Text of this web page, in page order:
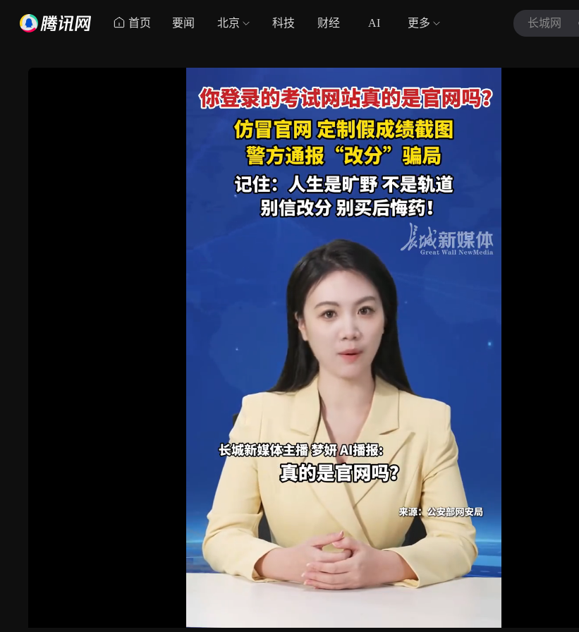
首页 要闻 北京 科技 财经 AI 更多 长城网